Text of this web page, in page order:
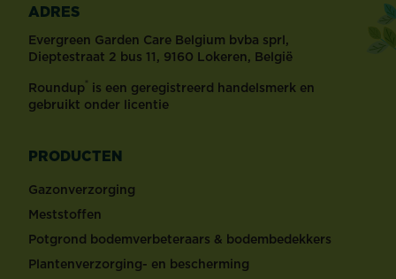
ADRES
Evergreen Garden Care Belgium bvba sprl,
Dieptestraat 2 bus 11, 9160 Lokeren, België
Roundup® is een geregistreerd handelsmerk en
gebruikt onder licentie
PRODUCTEN
Gazonverzorging
Meststoffen
Potgrond bodemverbeteraars & bodembedekkers
Plantenverzorging- en bescherming